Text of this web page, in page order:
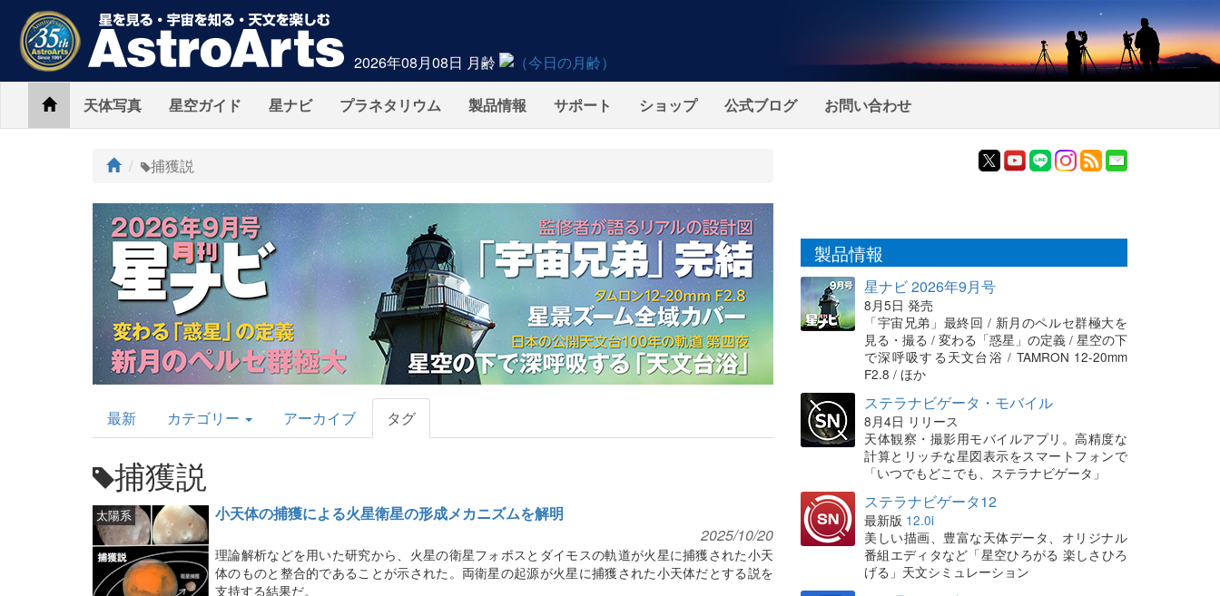
2026年08月08日 月齢
Home天体写真 星空ガイド 星ナビ プラネタリウム 製品情報 サポート ショップ 公式ブログ お問い合わせ
ト
プ
捕獲説
AstroArts
Topics
最新 カテゴリー アーカイブ タグ
捕獲説
小天体の捕獲による火星衛星の形成メカニズムを解明
太陽系
2025/10/20
理論解析などを用いた研究から、火星の衛星フォボスとダイモスの軌道が火星に捕獲された小天
体のものと整合的であることが示された。両衛星の起源が火星に捕獲された小天体だとする説を
支持する結果だ。
製品情報
星ナビ 2026年9月号
8月5日 発売
「宇宙兄弟」最終回 / 新月のペルセ群極大を
見る・撮る / 変わる「惑星」の定義 / 星空の下
で深呼吸する天文台浴 / TAMRON 12-20mm
F2.8 / ほか
ステラナビゲータ・モバイル
8月4日 リリース
天体観察・撮影用モバイルアプリ。高精度な
計算とリッチな星図表示をスマートフォンで
「いつでもどこでも、ステラナビゲータ」
ステラナビゲータ12
最新版 12.0i
美しい描画、豊富な天体データ、オリジナル
番組エディタなど「星空ひろがる 楽しさひろ
げる」天文シミュレーション